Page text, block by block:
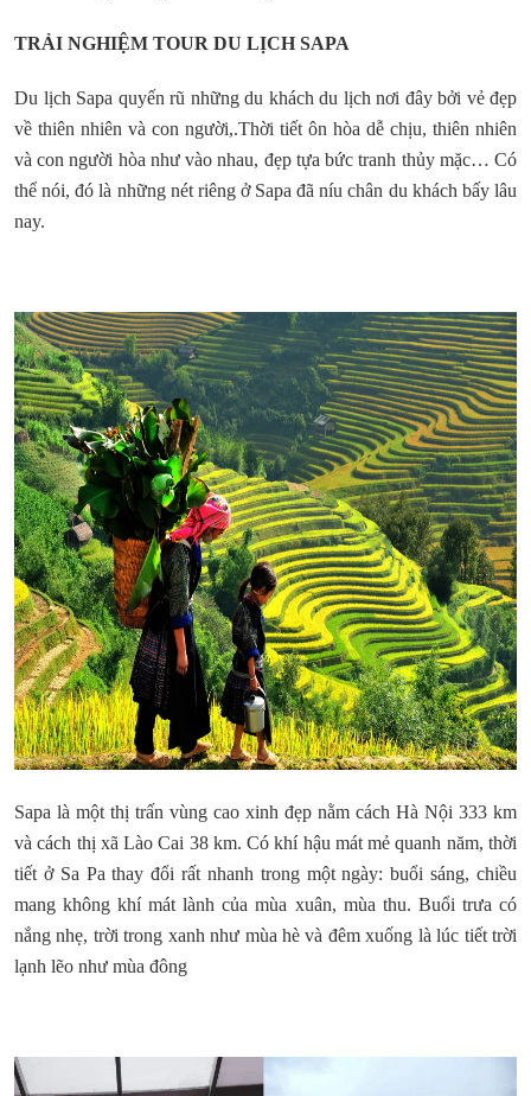
TRẢI NGHIỆM TOUR DU LỊCH SAPA
Du lịch Sapa quyến rũ những du khách du lịch nơi đây bởi vẻ đẹp
về thiên nhiên và con người,.Thời tiết ôn hòa dễ chịu, thiên nhiên
và con người hòa như vào nhau, đẹp tựa bức tranh thủy mặc… Có
thể nói, đó là những nét riêng ở Sapa đã níu chân du khách bấy lâu
nay.
Sapa là một thị trấn vùng cao xinh đẹp nằm cách Hà Nội 333 km
và cách thị xã Lào Cai 38 km. Có khí hậu mát mẻ quanh năm, thời
tiết ở Sa Pa thay đổi rất nhanh trong một ngày: buổi sáng, chiều
mang không khí mát lành của mùa xuân, mùa thu. Buổi trưa có
nắng nhẹ, trời trong xanh như mùa hè và đêm xuống là lúc tiết trời
lạnh lẽo như mùa đông